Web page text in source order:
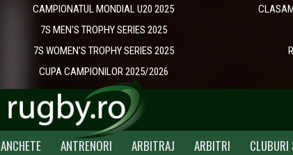
CAMPIONATUL MONDIAL U20 2025
7S MEN'S TROPHY SERIES 2025
7S WOMEN'S TROPHY SERIES 2025
CUPA CAMPIONILOR 2025/2026
ANCHETE ANTRENORI ARBITRAJ ARBITRI CLUBURI